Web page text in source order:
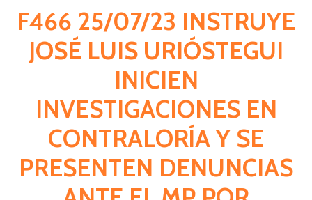
F466 25/07/23 INSTRUYE
JOSÉ LUIS URIÓSTEGUI
INICIEN
INVESTIGACIONES EN
CONTRALORÍA Y SE
PRESENTEN DENUNCIAS